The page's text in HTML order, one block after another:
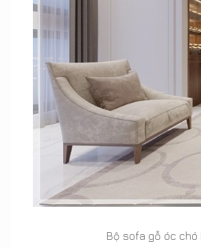
Bộ sofa gỗ óc chó